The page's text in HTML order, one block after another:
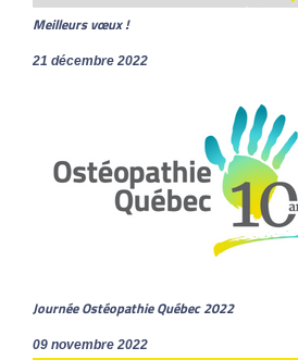
Meilleurs vœux !
21 décembre 2022
Journée Ostéopathie Québec 2022
09 novembre 2022